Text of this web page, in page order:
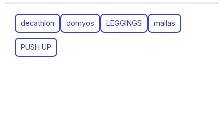
decathlon domyos LEGGINGS mallas
PUSH UP